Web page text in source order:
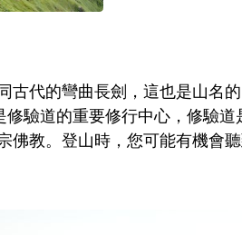
古代的彎曲長劍，這也是山名
修驗道的重要修行中心，修驗
佛教。登山時，您可能有機會